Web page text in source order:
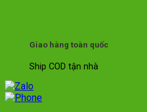
Giao hàng toàn quốc
Ship COD tận nhà